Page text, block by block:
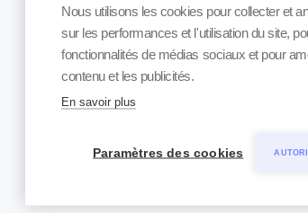
Nous utilisons les cookies pour collecter et
sur les performances et l'utilisation du site,
fonctionnalités de médias sociaux et pour
contenu et les publicités.
En savoir plus
Paramètres des cookies